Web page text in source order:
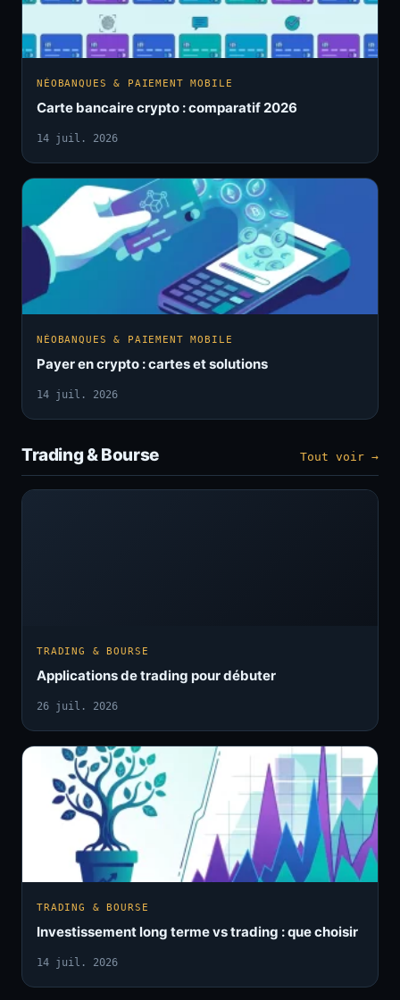
NÉOBANQUES & PAIEMENT MOBILE
Carte bancaire crypto : comparatif 2026
14 juil. 2026
NÉOBANQUES & PAIEMENT MOBILE
Payer en crypto : cartes et solutions
14 juil. 2026
Trading & Bourse Tout voir →
TRADING & BOURSE
Applications de trading pour débuter
26 juil. 2026
TRADING & BOURSE
Investissement long terme vs trading : que choisir
14 juil. 2026